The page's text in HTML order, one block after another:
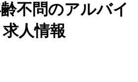
不問のアルバイ
求人情報